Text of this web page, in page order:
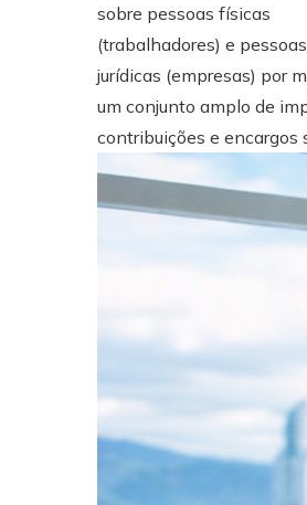
sobre pessoas físicas
(trabalhadores) e pessoas
jurídicas (empresas) por
um conjunto amplo de
contribuições e encargos